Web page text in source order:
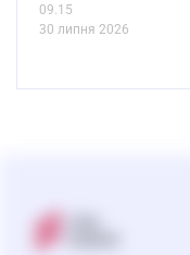
09.15
30 липня 2026